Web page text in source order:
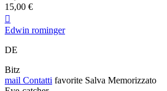
15,00 €

Edwin rominger
DE
Bitz
mail Contatti favorite Salva Memorizzato